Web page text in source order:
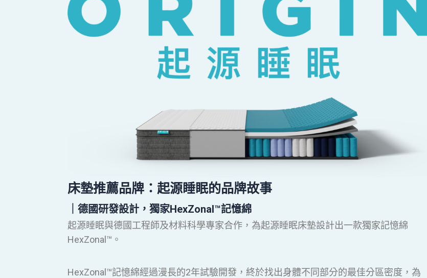
床墊推薦品牌：起源睡眠的品牌故事
｜德國研發設計，獨家HexZonal™記憶綿
起源睡眠與德國工程師及材料科學專家合作，為起源睡眠床墊設計出一款獨家記憶綿
HexZonal™。
HexZonal™記憶綿經過漫長的2年試驗開發，終於找出身體不同部分的最佳分區密度，為